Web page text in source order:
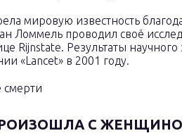
мировую известность
Ломмель проводил своё
Rijnstate. Результаты
«Lancet» в 2001 году.
С